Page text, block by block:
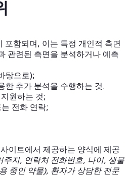
포함되며, 이는 특정 개인적 측면
관련된 측면을 분석하거나 예측
탕으로);
한 추가 분석을 수행하는 것.
원하는 것;
전화 연락;
이트에서 제공하는 양식에 제공
주지, 연락처 전화번호, 나이, 생물
중인 약물), 환자가 상담한 전문